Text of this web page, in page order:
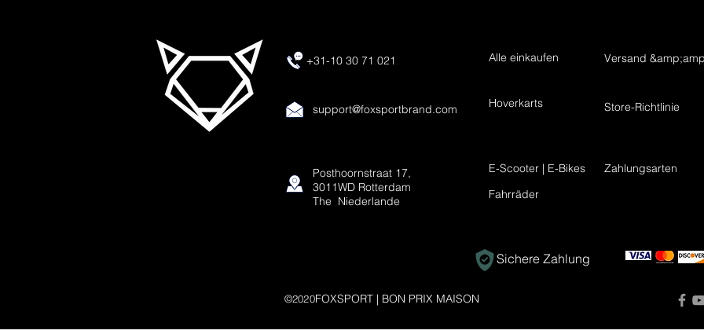
+31-10 30 71 021
support@foxsportbrand.com
Alle einkaufen
Hoverkarts
Versand
Store-Richtlinie
Posthoornstraat 17,
3011WD Rotterdam
The Niederlande
E-Scooter | E-Bikes Zahlungsarten
Fahrräder
Sichere Zahlung
©2020FOXSPORT | BON PRIX MAISON